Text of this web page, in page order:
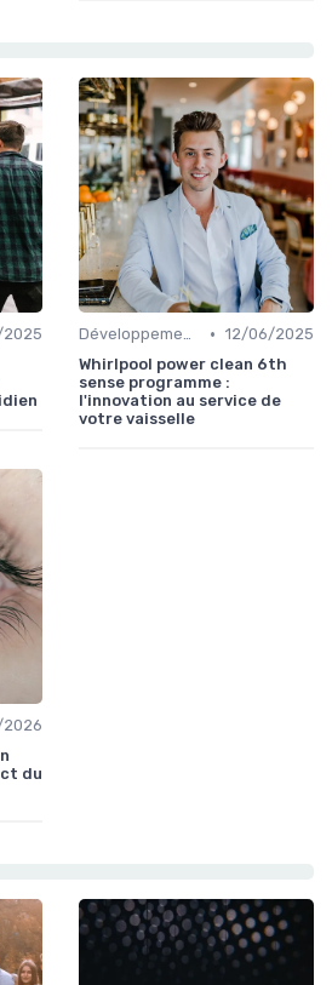
2025
Développement Durable et Bien-être • 12/06/2025
Whirlpool power clean 6th
sense programme :
l'innovation au service de
votre vaisselle
du